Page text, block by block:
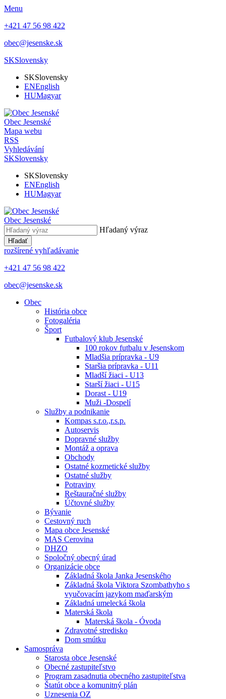
Menu
+421 47 56 98 422
obec@jesenske.sk
SKSlovensky
SKSlovensky
ENEnglish
HUMagyar
Obec Jesenské
Mapa webu
RSS
Vyhledávání
SKSlovensky
SKSlovensky
ENEnglish
HUMagyar
Obec Jesenské
Hľadaný výraz
Hľadať
rozšírené vyhľadávanie
+421 47 56 98 422
obec@jesenske.sk
Obec
História obce
Fotogaléria
Šport
Futbalový klub Jesenské
100 rokov futbalu v Jesenskom
Mladšia prípravka - U9
Staršia prípravka - U11
Mladší žiaci - U13
Starší žiaci - U15
Dorast - U19
Muži -Dospelí
Služby a podnikanie
Kompas s.r.o.,r.s.p.
Autoservis
Dopravné služby
Montáž a oprava
Obchody
Ostatné kozmetické služby
Ostatné služby
Potraviny
Reštauračné služby
Účtovné služby
Bývanie
Cestovný ruch
Mapa obce Jesenské
MAS Cerovina
DHZO
Spoločný obecný úrad
Organizácie obce
Základná škola Janka Jesenského
Základná škola Viktora Szombathyho s
vyučovacím jazykom maďarským
Základná umelecká škola
Materská škola
Materská škola - Óvoda
Zdravotné stredisko
Dom smútku
Samospráva
Starosta obce Jesenské
Obecné zastupiteľstvo
Program zasadnutia obecného zastupiteľstva
Štatút obce a komunitný plán
Uznesenia OZ